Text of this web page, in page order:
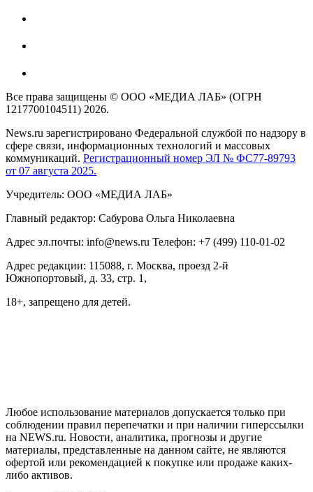
Все права защищены © ООО «МЕДИА ЛАБ» (ОГРН
1217700104511) 2026.
News.ru зарегистрировано Федеральной службой по надзору в
сфере связи, информационных технологий и массовых
коммуникаций. Регистрационный номер ЭЛ № ФС77-89793
от 07 августа 2025.
Учредитель: ООО «МЕДИА ЛАБ»
Главный редактор: Сабурова Ольга Николаевна
Адрес эл.почты: info@news.ru Телефон: +7 (499) 110-01-02
Адрес редакции: 115088, г. Москва, проезд 2-й
Южнопортовый, д. 33, стр. 1,
18+, запрещено для детей.
Любое использование материалов допускается только при
соблюдении правил перепечатки и при наличии гиперссылки
на NEWS.ru. Новости, аналитика, прогнозы и другие
материалы, представленные на данном сайте, не являются
офертой или рекомендацией к покупке или продаже каких-
либо активов.